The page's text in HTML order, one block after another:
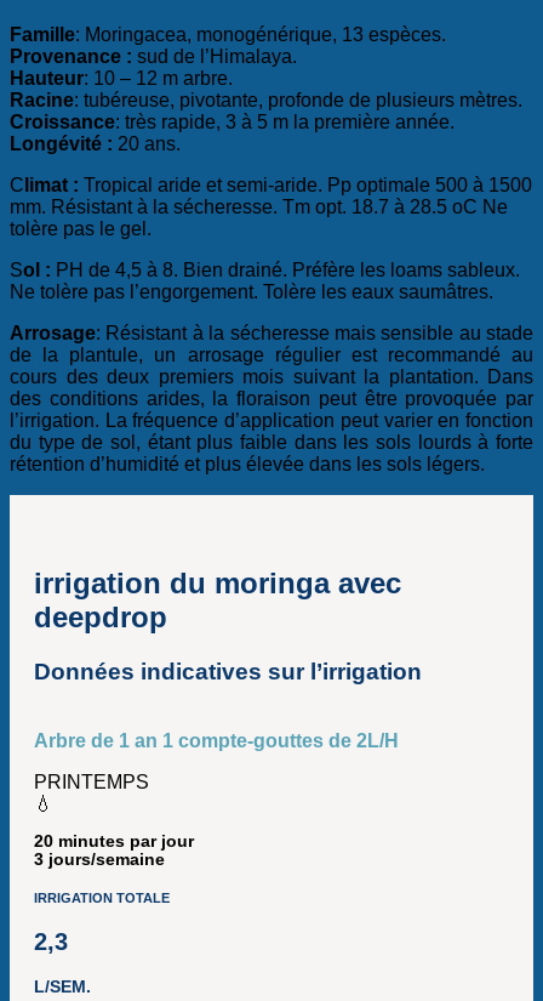
Famille: Moringacea, monogénérique, 13 espèces.
Provenance : sud de l’Himalaya.
Hauteur: 10 – 12 m arbre.
Racine: tubéreuse, pivotante, profonde de plusieurs mètres.
Croissance: très rapide, 3 à 5 m la première année.
Longévité : 20 ans.
C limat : Tropical aride et semi-aride. Pp optimale 500 à 1500
mm. Résistant à la sécheresse. Tm opt. 18.7 à 28.5 oC Ne
tolère pas le gel.
Sol : PH de 4,5 à 8. Bien drainé. Préfère les loams sableux.
Ne tolère pas l’engorgement. Tolère les eaux saumâtres.
Arrosage: Résistant à la sécheresse mais sensible au stade
de la plantule, un arrosage régulier est recommandé au
cours des deux premiers mois suivant la plantation. Dans
des conditions arides, la floraison peut être provoquée par
l’irrigation. La fréquence d’application peut varier en fonction
du type de sol, étant plus faible dans les sols lourds à forte
rétention d’humidité et plus élevée dans les sols légers.
irrigation du moringa avec
deepdrop
Données indicatives sur l’irrigation
Arbre de 1 an 1 compte-gouttes de 2L/H
PRINTEMPS
💧
20 minutes par jour
3 jours/semaine
IRRIGATION TOTALE
2,3
L/SEM.